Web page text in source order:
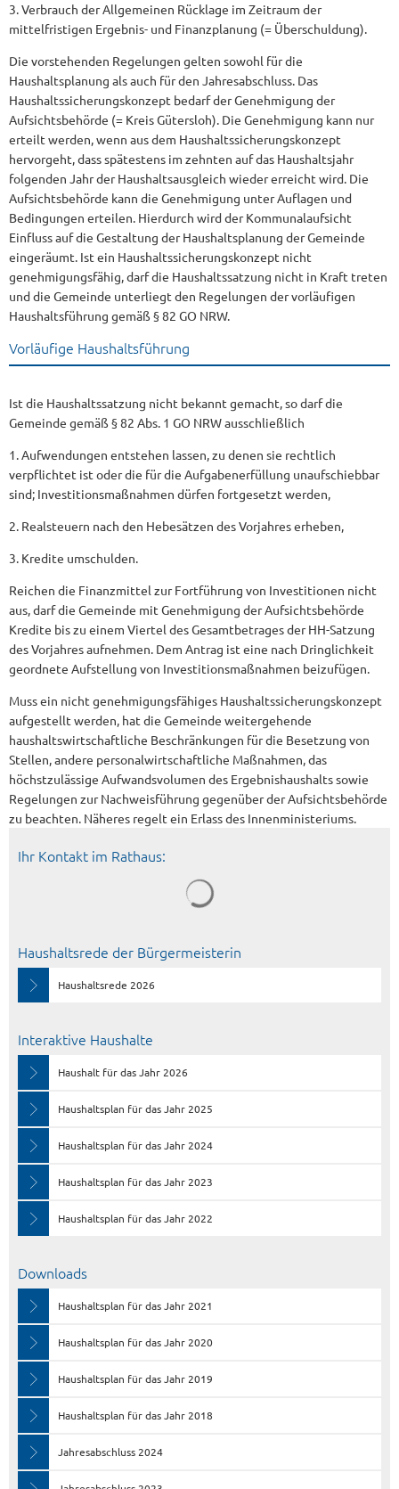
3. Verbrauch der Allgemeinen Rücklage im Zeitraum der
mittelfristigen Ergebnis- und Finanzplanung (= Überschuldung).
Die vorstehenden Regelungen gelten sowohl für die
Haushaltsplanung als auch für den Jahresabschluss. Das
Haushaltssicherungskonzept bedarf der Genehmigung der
Aufsichtsbehörde (= Kreis Gütersloh). Die Genehmigung kann nur
erteilt werden, wenn aus dem Haushaltssicherungskonzept
hervorgeht, dass spätestens im zehnten auf das Haushaltsjahr
folgenden Jahr der Haushaltsausgleich wieder erreicht wird. Die
Aufsichtsbehörde kann die Genehmigung unter Auflagen und
Bedingungen erteilen. Hierdurch wird der Kommunalaufsicht
Einfluss auf die Gestaltung der Haushaltsplanung der Gemeinde
eingeräumt. Ist ein Haushaltssicherungskonzept nicht
genehmigungsfähig, darf die Haushaltssatzung nicht in Kraft treten
und die Gemeinde unterliegt den Regelungen der vorläufigen
Haushaltsführung gemäß § 82 GO NRW.
Vorläufige Haushaltsführung
Ist die Haushaltssatzung nicht bekannt gemacht, so darf die
Gemeinde gemäß § 82 Abs. 1 GO NRW ausschließlich
1. Aufwendungen entstehen lassen, zu denen sie rechtlich
verpflichtet ist oder die für die Aufgabenerfüllung unaufschiebbar
sind; Investitionsmaßnahmen dürfen fortgesetzt werden,
2. Realsteuern nach den Hebesätzen des Vorjahres erheben,
3. Kredite umschulden.
Reichen die Finanzmittel zur Fortführung von Investitionen nicht
aus, darf die Gemeinde mit Genehmigung der Aufsichtsbehörde
Kredite bis zu einem Viertel des Gesamtbetrages der HH-Satzung
des Vorjahres aufnehmen. Dem Antrag ist eine nach Dringlichkeit
geordnete Aufstellung von Investitionsmaßnahmen beizufügen.
Muss ein nicht genehmigungsfähiges Haushaltssicherungskonzept
aufgestellt werden, hat die Gemeinde weitergehende
haushaltswirtschaftliche Beschränkungen für die Besetzung von
Stellen, andere personalwirtschaftliche Maßnahmen, das
höchstzulässige Aufwandsvolumen des Ergebnishaushalts sowie
Regelungen zur Nachweisführung gegenüber der Aufsichtsbehörde
zu beachten. Näheres regelt ein Erlass des Innenministeriums.
Ihr Kontakt im Rathaus:
Haushaltsrede der Bürgermeisterin
Haushaltsrede 2026
Interaktive Haushalte
Haushalt für das Jahr 2026
Haushaltsplan für das Jahr 2025
Haushaltsplan für das Jahr 2024
Haushaltsplan für das Jahr 2023
Haushaltsplan für das Jahr 2022
Downloads
Haushaltsplan für das Jahr 2021
Haushaltsplan für das Jahr 2020
Haushaltsplan für das Jahr 2019
Haushaltsplan für das Jahr 2018
Jahresabschluss 2024